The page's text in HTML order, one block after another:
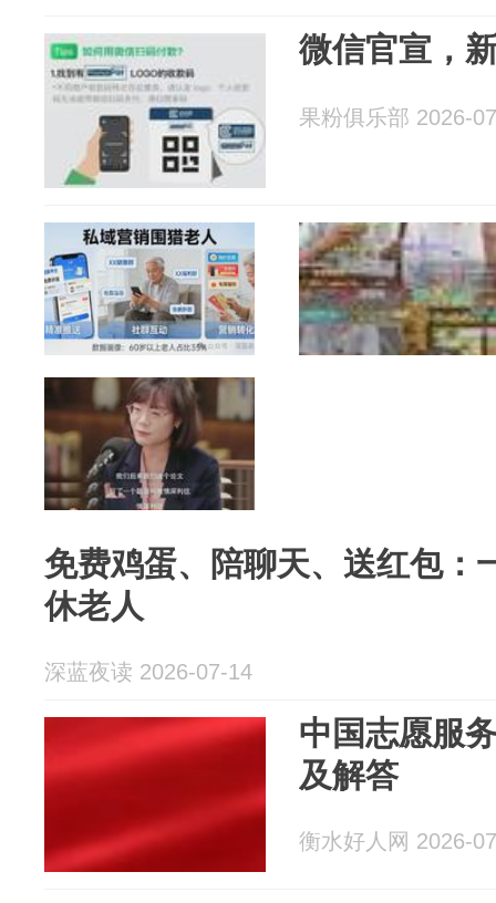
微信官宣，
果粉俱乐部 2026-
免费鸡蛋、陪聊天、送红包：
休老人
深蓝夜读 2026-07-14
中国志愿服
及解答
衡水好人网 2026-